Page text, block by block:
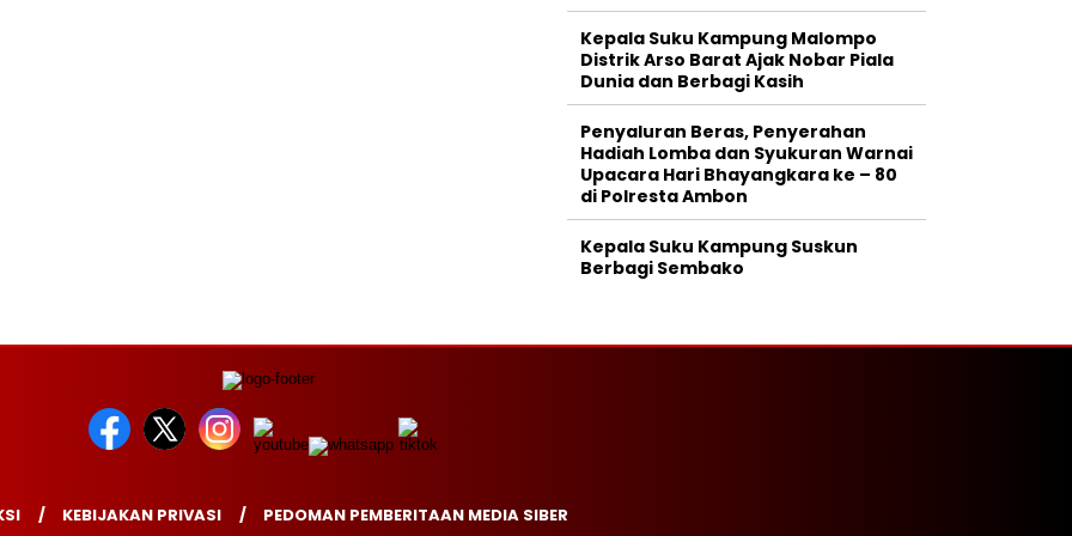
Kepala Suku Kampung Malompo
Distrik Arso Barat Ajak Nobar Piala
Dunia dan Berbagi Kasih
Penyaluran Beras, Penyerahan
Hadiah Lomba dan Syukuran Warnai
Upacara Hari Bhayangkara ke – 80
di Polresta Ambon
Kepala Suku Kampung Suskun
Berbagi Sembako
KEBIJAKAN PRIVASI PEDOMAN PEMBERITAAN MEDIA SIBER